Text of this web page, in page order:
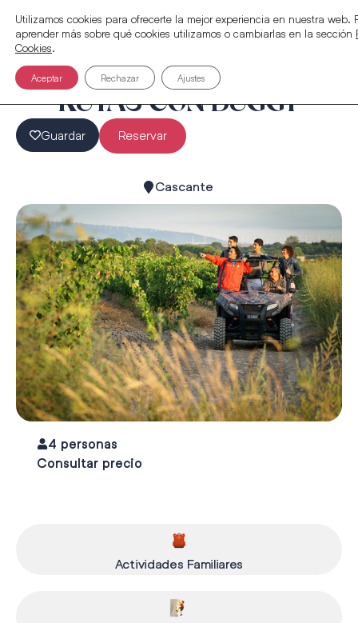
RUTAS CON BUGGY
Guardar Reservar
Cascante
4 personas
Consultar precio
Actividades Familiares
Utilizamos cookies para ofrecerte la mejor experiencia en nuestra web.
aprender más sobre qué cookies utilizamos o cambiarlas en la sección
Cookies.
Aceptar Rechazar Ajustes